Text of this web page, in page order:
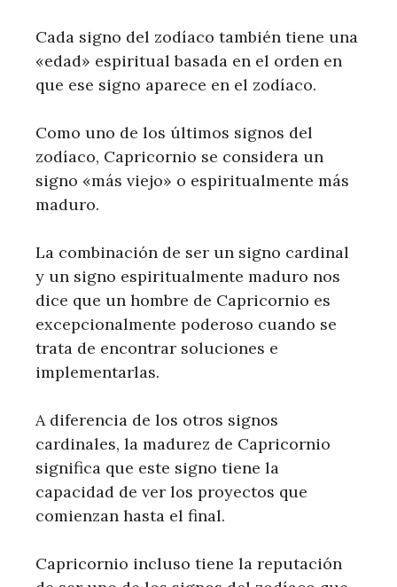
Cada signo del zodíaco también tiene una
«edad» espiritual basada en el orden en
que ese signo aparece en el zodíaco.
Como uno de los últimos signos del
zodíaco, Capricornio se considera un
signo «más viejo» o espiritualmente más
maduro.
La combinación de ser un signo cardinal
y un signo espiritualmente maduro nos
dice que un hombre de Capricornio es
excepcionalmente poderoso cuando se
trata de encontrar soluciones e
implementarlas.
A diferencia de los otros signos
cardinales, la madurez de Capricornio
significa que este signo tiene la
capacidad de ver los proyectos que
comienzan hasta el final.
Capricornio incluso tiene la reputación